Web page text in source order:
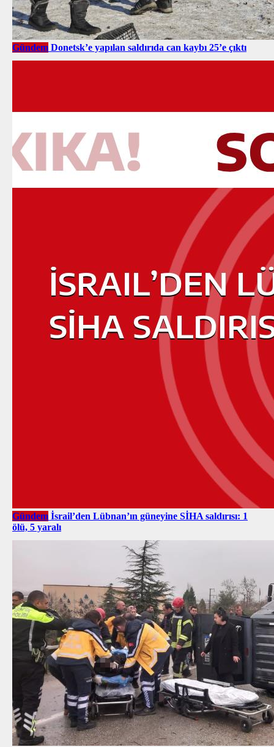
Gündem Donetsk’e yapılan saldırıda can kaybı 25’e çıktı
Gündem İsrail’den Lübnan’ın güneyine SİHA saldırısı: 1
ölü, 5 yaralı